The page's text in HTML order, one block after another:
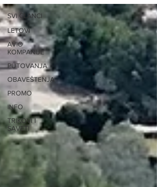
SVI ČLANCI
LETOVI
AVIO
KOMPANIJE
PUTOVANJA
OBAVEŠTENJA
PROMO
INFO
TRIKOVI I
SAVETI